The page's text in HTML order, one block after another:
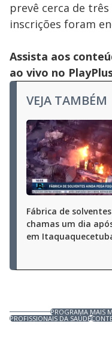
prevê cerca de
inscrições foram
Assista aos
ao vivo no
VEJA TAMBÉM
Fábrica de
chamas um dia
em
PROGRAMA MAIS
PROFISSIONAIS DA SAÚDE